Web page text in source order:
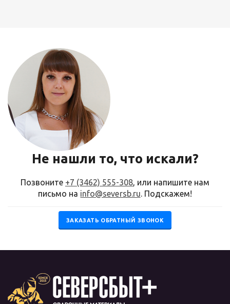
Не нашли то, что искали?
Позвоните +7 (3462) 555-308, или напишите нам
письмо на info@seversb.ru. Подскажем!
ЗАКАЗАТЬ ОБРАТНЫЙ ЗВОНОК